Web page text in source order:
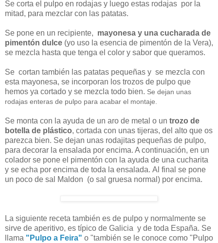
Se corta el pulpo en rodajas y luego estas rodajas por la
mitad, para mezclar con las patatas.
Se pone en un recipiente, mayonesa y una cucharada de
pimentón dulce (yo uso la esencia de pimentón de la Vera),
se mezcla hasta que tenga el color y sabor que queramos.
Se cortan también las patatas pequeñas y se mezcla con
esta mayonesa, se incorporan los trozos de pulpo que
hemos ya cortado y se mezcla todo bien. Se dejan unas
rodajas enteras de pulpo para acabar el montaje.
Se monta con la ayuda de un aro de metal o un trozo de
botella de plástico, cortada con unas tijeras, del alto que os
parezca bien. Se dejan unas rodajitas pequeñas de pulpo,
para decorar la ensalada por encima. A continuación, en un
colador se pone el pimentón con la ayuda de una cucharita
y se echa por encima de toda la ensalada. Al final se pone
un poco de sal Maldon (o sal gruesa normal) por encima.
La siguiente receta también es de pulpo y normalmente se
sirve de aperitivo, es típico de Galicia y de toda España. Se
llama "Pulpo a Feira" o "también se le conoce como "Pulpo